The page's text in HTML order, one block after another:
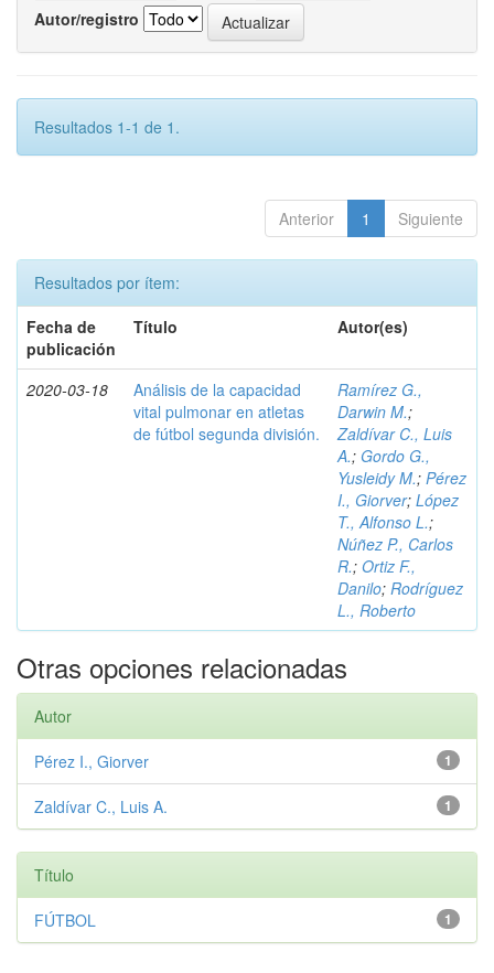
Autor/registro
Resultados 1-1 de 1.
Anterior 1 Siguiente
Resultados por ítem:
Fecha de
publicación
Título Autor(es)
2020-03-18
Análisis de la capacidad
vital pulmonar en atletas
de fútbol segunda división.
Ramírez G.,
Darwin M.;
Zaldívar C., Luis
A.; Gordo G.,
Yusleidy M.; Pérez
I., Giorver; López
T., Alfonso L.;
Núñez P., Carlos
R.; Ortiz F.,
Danilo; Rodríguez
L., Roberto
Otras opciones relacionadas
Autor
1
Pérez I., Giorver
1
Zaldívar C., Luis A.
Título
1
FÚTBOL